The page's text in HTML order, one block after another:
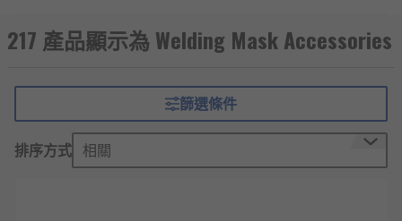
RS has a wide range of protective welding gear
from Welding Masks, Welding Goggles, Welding
Accessories sourced from well-established
brands such as 3M, Bolle, JSP, Uvex and our very
own quality brand RS PRO, supplying leading
protection that meets the required safety
217 產品顯示為 Welding Mask Accessories
篩選條件
排序方式 相關